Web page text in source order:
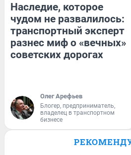
Наследие, которое
чудом не развалилось:
транспортный эксперт
разнес миф о «вечных»
советских дорогах
Олег Арефьев
Блогер, предприниматель,
владелец в транспортном
бизнесе